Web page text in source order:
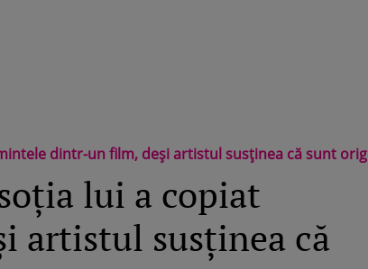
un film, deși artistul susținea că sunt originale: „E trist”
lui a copiat
artistul susținea că